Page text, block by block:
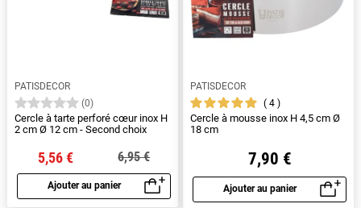
PATISDECOR
(0)
Cercle à tarte perforé cœur inox H
2 cm Ø 12 cm - Second choix
5,56 € 6,95 €
Ajouter au panier
Aperçu rapide
PATISDECOR
4
Cercle à mousse inox H 4,5 cm Ø
18 cm
7,90 €
Ajouter au panier
Aperçu rapide